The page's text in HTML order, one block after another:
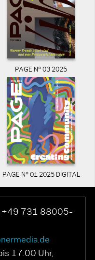
PAGE N° 03 2025
PAGE N° 01 2025 DIGITAL
+49 731 88005-
17.00 Uhr,